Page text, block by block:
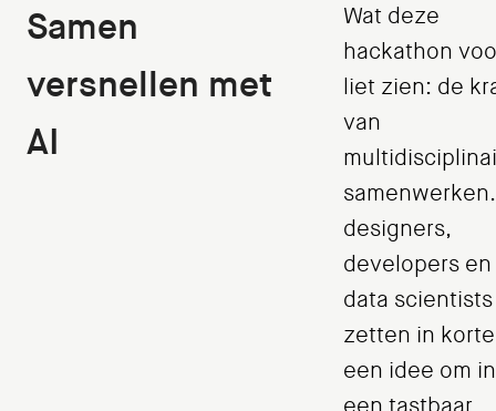
Samen
versnellen met
AI
Wat deze
hackathon
liet zien: de
van
samenwerken.
designers,
developers en
data scientists
zetten in
een idee om in